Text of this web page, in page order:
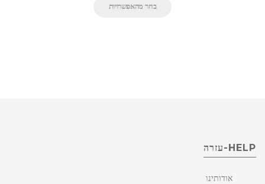
בחר מהאפשרויות
HELP-עזרה
אודותינו